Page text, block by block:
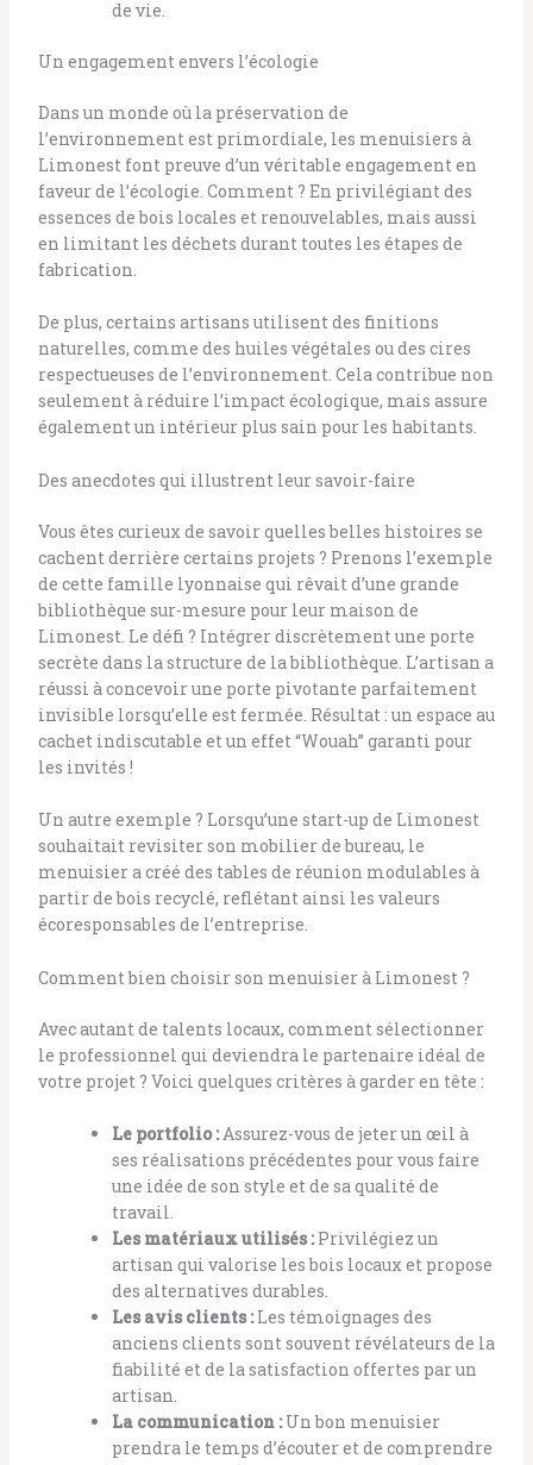
de vie.
Un engagement envers l’écologie
Dans un monde où la préservation de
l’environnement est primordiale, les menuisiers à
Limonest font preuve d’un véritable engagement en
faveur de l’écologie. Comment ? En privilégiant des
essences de bois locales et renouvelables, mais aussi
en limitant les déchets durant toutes les étapes de
fabrication.
De plus, certains artisans utilisent des finitions
naturelles, comme des huiles végétales ou des cires
respectueuses de l’environnement. Cela contribue non
seulement à réduire l’impact écologique, mais assure
également un intérieur plus sain pour les habitants.
Des anecdotes qui illustrent leur savoir-faire
Vous êtes curieux de savoir quelles belles histoires se
cachent derrière certains projets ? Prenons l’exemple
de cette famille lyonnaise qui rêvait d’une grande
bibliothèque sur-mesure pour leur maison de
Limonest. Le défi ? Intégrer discrètement une porte
secrète dans la structure de la bibliothèque. L’artisan a
réussi à concevoir une porte pivotante parfaitement
invisible lorsqu’elle est fermée. Résultat : un espace au
cachet indiscutable et un effet “Wouah” garanti pour
les invités !
Un autre exemple ? Lorsqu’une start-up de Limonest
souhaitait revisiter son mobilier de bureau, le
menuisier a créé des tables de réunion modulables à
partir de bois recyclé, reflétant ainsi les valeurs
écoresponsables de l’entreprise.
Comment bien choisir son menuisier à Limonest ?
Avec autant de talents locaux, comment sélectionner
le professionnel qui deviendra le partenaire idéal de
votre projet ? Voici quelques critères à garder en tête :
Le portfolio :Assurez-vous de jeter un œil à
ses réalisations précédentes pour vous faire
une idée de son style et de sa qualité de
travail.
Les matériaux utilisés :Privilégiez un
artisan qui valorise les bois locaux et propose
des alternatives durables.
Les avis clients :Les témoignages des
anciens clients sont souvent révélateurs de la
fiabilité et de la satisfaction offertes par un
artisan.
La communication :Un bon menuisier
prendra le temps d’écouter et de comprendre